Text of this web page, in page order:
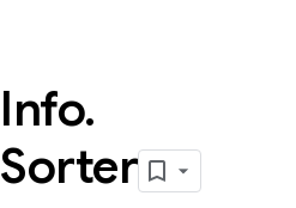
Info.
Sorter